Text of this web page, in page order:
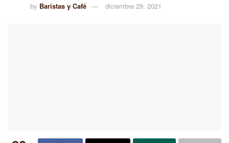
by Baristas y Café diciembre 29, 2021